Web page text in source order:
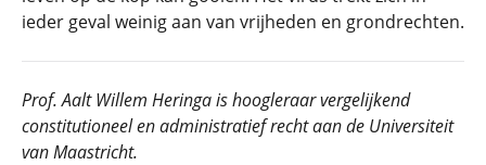
ieder geval weinig aan van vrijheden en grondrechten.
Prof. Aalt Willem Heringa is hoogleraar vergelijkend
constitutioneel en administratief recht aan de Universiteit
van Maastricht.